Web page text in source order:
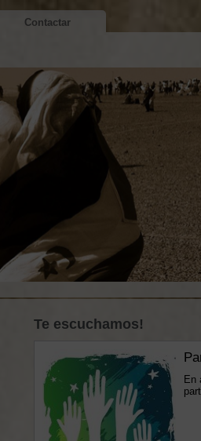
Contactar
Te escuchamos!
En